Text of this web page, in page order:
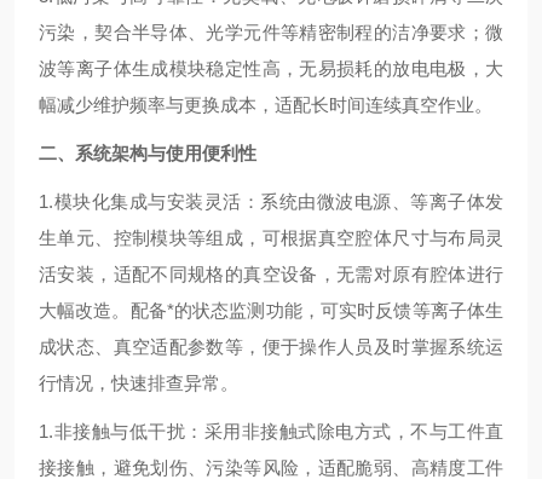
污染，契合半导体、光学元件等精密制程的洁净要求；微
波等离子体生成模块稳定性高，无易损耗的放电电极，大
幅减少维护频率与更换成本，适配长时间连续真空作业。
二、系统架构与使用便利性
1.模块化集成与安装灵活：系统由微波电源、等离子体发
生单元、控制模块等组成，可根据真空腔体尺寸与布局灵
活安装，适配不同规格的真空设备，无需对原有腔体进行
大幅改造。配备*的状态监测功能，可实时反馈等离子体生
成状态、真空适配参数等，便于操作人员及时掌握系统运
行情况，快速排查异常。
1.非接触与低干扰：采用非接触式除电方式，不与工件直
接接触，避免划伤、污染等风险，适配脆弱、高精度工件